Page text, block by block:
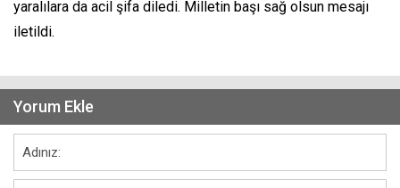
yaralılara da acil şifa diledi. Milletin başı sağ olsun mesajı
iletildi.
Yorum Ekle